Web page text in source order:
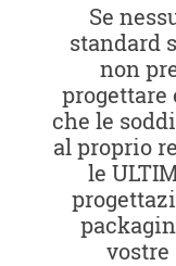
Se
standard
non
progettare
che le
al proprio
le